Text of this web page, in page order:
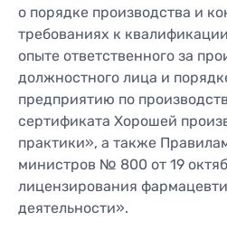
о порядке производства и
требованиях к
опыте ответственного за
должностного лица и
предприятию по
сертификата Хорошей
практики», а также
министров № 800 от 19
лицензирования
деятельности».